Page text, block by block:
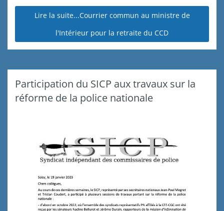
Lire la suite...Courrier commun au ministre de
l'Intérieur pour la retraite du CCD
Participation du SICP aux travaux sur la
réforme de la police nationale